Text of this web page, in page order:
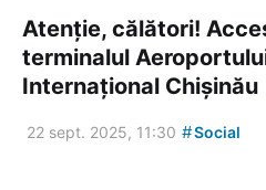
Atenție, călători!
terminalul
Internațional Chișinău
22 sept. 2025, 11:30 #Social